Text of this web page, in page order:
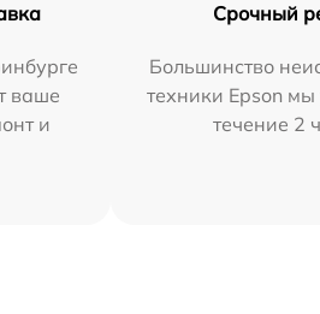
ваше
и
Срочный
Большинство
техники Epson мы
течение 2